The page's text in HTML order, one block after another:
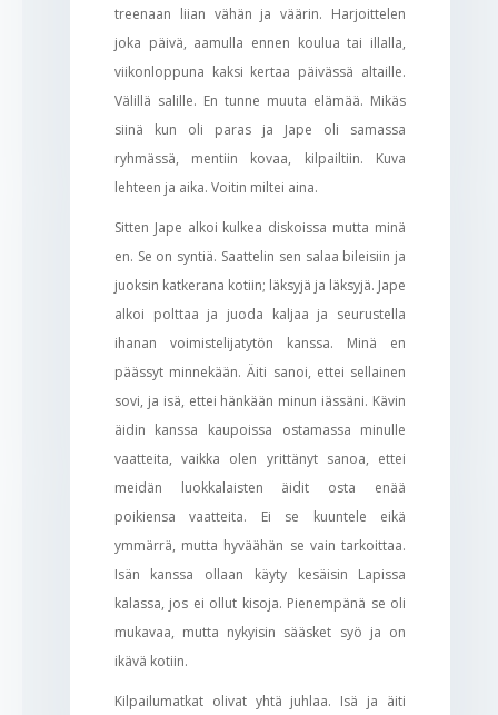
treenaan liian vähän ja väärin. Harjoittelen
joka päivä, aamulla ennen koulua tai illalla,
viikonloppuna kaksi kertaa päivässä altaille.
Välillä salille. En tunne muuta elämää. Mikäs
siinä kun oli paras ja Jape oli samassa
ryhmässä, mentiin kovaa, kilpailtiin. Kuva
lehteen ja aika. Voitin miltei aina.
Sitten Jape alkoi kulkea diskoissa mutta minä
en. Se on syntiä. Saattelin sen salaa bileisiin ja
juoksin katkerana kotiin; läksyjä ja läksyjä. Jape
alkoi polttaa ja juoda kaljaa ja seurustella
ihanan voimistelijatytön kanssa. Minä en
päässyt minnekään. Äiti sanoi, ettei sellainen
sovi, ja isä, ettei hänkään minun iässäni. Kävin
äidin kanssa kaupoissa ostamassa minulle
vaatteita, vaikka olen yrittänyt sanoa, ettei
meidän luokkalaisten äidit osta enää
poikiensa vaatteita. Ei se kuuntele eikä
ymmärrä, mutta hyväähän se vain tarkoittaa.
Isän kanssa ollaan käyty kesäisin Lapissa
kalassa, jos ei ollut kisoja. Pienempänä se oli
mukavaa, mutta nykyisin sääsket syö ja on
ikävä kotiin.
Kilpailumatkat olivat yhtä juhlaa. Isä ja äiti